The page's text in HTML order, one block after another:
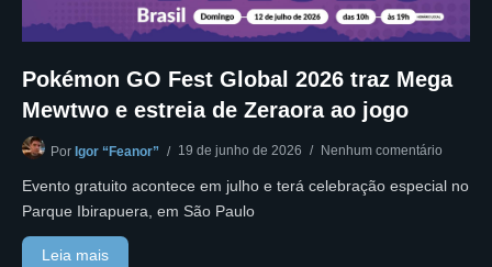
Pokémon GO Fest Global 2026 traz Mega
Mewtwo e estreia de Zeraora ao jogo
Por Igor “Feanor” 19 de junho de 2026 Nenhum comentário
Evento gratuito acontece em julho e terá celebração especial no
Parque Ibirapuera, em São Paulo
Leia mais